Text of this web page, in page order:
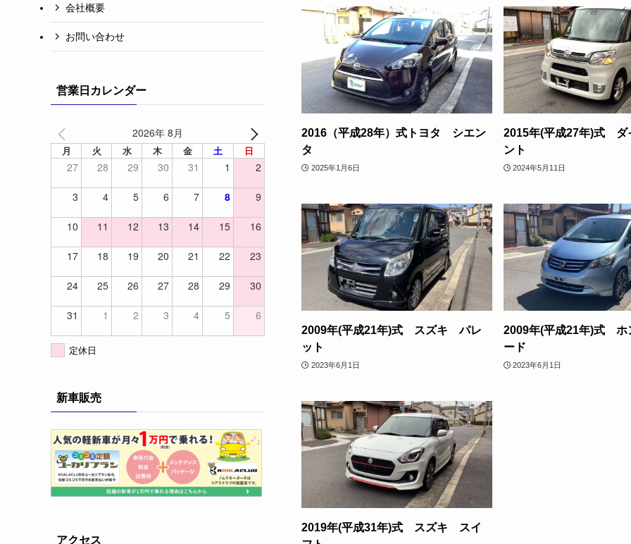
2016（平成28年）式トヨタ シエン
タ
2025年1月6日
2015年(平成27年)式
ント
2024年5月11日
2009年(平成21年)式 スズキ パレ
ット
2023年6月1日
2009年(平成21年)式
ード
2023年6月1日
2019年(平成31年)式 スズキ スイ
会社概要
お問い合わせ
営業日カレンダー
2026年 8月
月 火 水 木 金 土 日
27 28 29 30 31 1 2
3 4 5 6 7 8 9
10 11 12 13 14 15 16
17 18 19 20 21 22 23
24 25 26 27 28 29 30
31 1 2 3 4 5 6
定休日
新車販売
アクセス